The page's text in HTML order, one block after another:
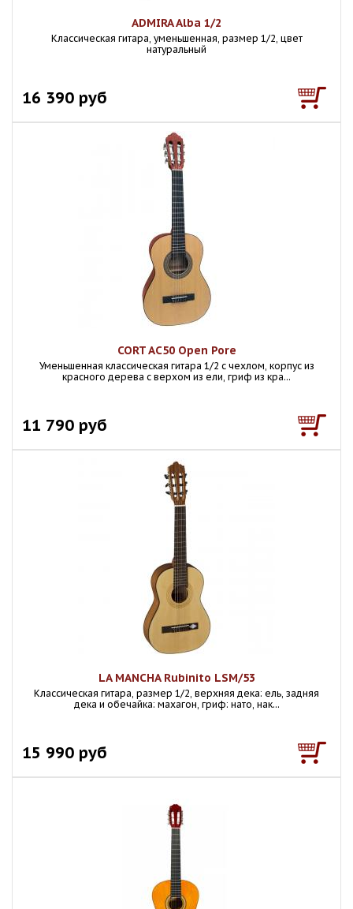
ADMIRA Alba 1/2
Классическая гитара, уменьшенная, размер 1/2, цвет
натуральный
16 390 руб
CORT AC50 Open Pore
Уменьшенная классическая гитара 1/2 с чехлом, корпус из
красного дерева с верхом из ели, гриф из кра...
11 790 руб
LA MANCHA Rubinito LSM/53
Классическая гитара, размер 1/2, верхняя дека: ель, задняя
дека и обечайка: махагон, гриф: нато, нак...
15 990 руб